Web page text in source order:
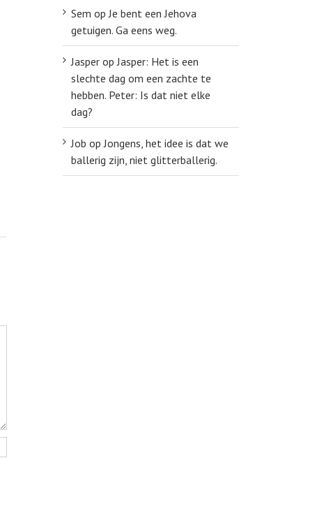
Sem opJe bent een Jehova
getuigen. Ga eens weg.
Jasper opJasper: Het is een
slechte dag om een zachte te
hebben. Peter: Is dat niet elke
dag?
Job opJongens, het idee is dat we
ballerig zijn, niet glitterballerig.